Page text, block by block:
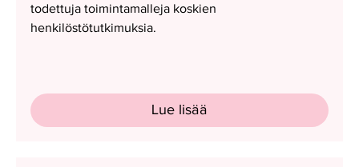
todettuja toimintamalleja koskien
henkilöstötutkimuksia.
Lue lisää